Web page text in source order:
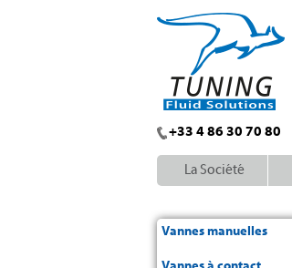
+33 4 86 30 70 80
La Société
Vannes manuelles